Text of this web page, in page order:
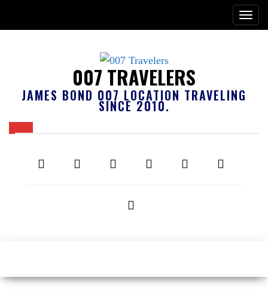
007 TRAVELERS
JAMES BOND 007 LOCATION TRAVELING
SINCE 2010.